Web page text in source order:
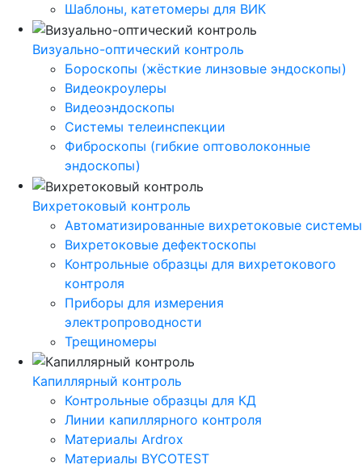
Шаблоны, катетомеры для ВИК
Визуально-оптический контроль
Бороскопы (жёсткие линзовые эндоскопы)
Видеокроулеры
Видеоэндоскопы
Системы телеинспекции
Фиброскопы (гибкие оптоволоконные
эндоскопы)
Вихретоковый контроль
Автоматизированные вихретоковые системы
Вихретоковые дефектоскопы
Контрольные образцы для вихретокового
контроля
Приборы для измерения
электропроводности
Трещиномеры
Капиллярный контроль
Контрольные образцы для КД
Линии капиллярного контроля
Материалы Ardrox
Материалы BYCOTEST